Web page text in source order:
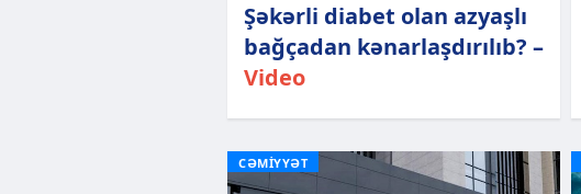
Şəkərli diabet olan azyaşlı
bağçadan kənarlaşdırılıb? –
Video
CƏMİYYƏT